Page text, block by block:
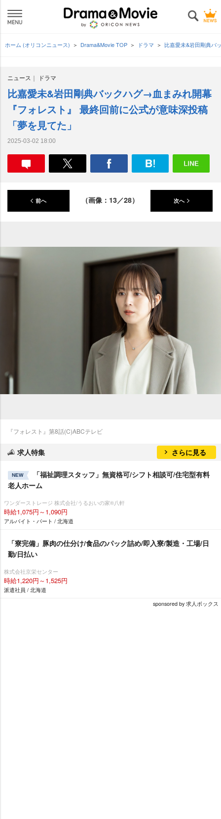
ホーム (オリコンニュース) Drama&Movie TOP ドラマ 比嘉愛未&岩田剛典バ
ニュース ドラマ
比嘉愛未&岩田剛典バックハグ→血まみれ開幕
『フォレスト』 最終回前に公式が意味深投稿
「夢を見てた」
2025-03-02 18:00
前へ （画像：13／28） 次へ
『フォレスト』第8話(C)ABCテレビ
求人特集 さらに見る
NEW
「福祉調理スタッフ」無資格可/シフト相談可/住宅型有料
老人ホーム
ワンダーストレージ 株式会社/うるおいの家®八軒
時給1,075円～1,090円
アルバイト・パート / 北海道
「寮完備」豚肉の仕分け/食品のパック詰め/即入寮/製造・工場/日
勤/日払い
株式会社京栄センター
時給1,220円～1,525円
派遣社員 / 北海道
sponsored by 求人ボックス